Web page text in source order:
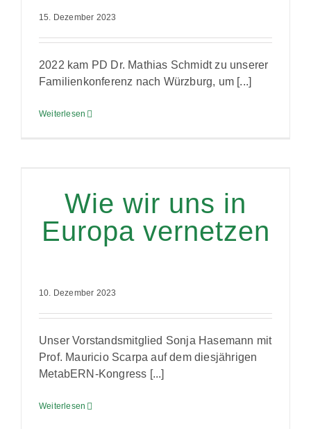
15. Dezember 2023
2022 kam PD Dr. Mathias Schmidt zu unserer
Familienkonferenz nach Würzburg, um [...]
Weiterlesen
Wie wir uns in
Europa vernetzen
10. Dezember 2023
Unser Vorstandsmitglied Sonja Hasemann mit
Prof. Mauricio Scarpa auf dem diesjährigen
MetabERN-Kongress [...]
Weiterlesen